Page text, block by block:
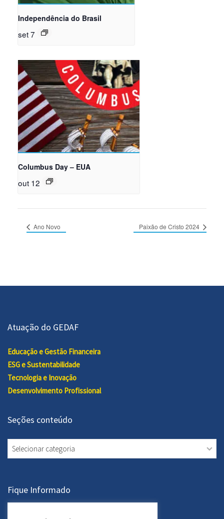
Independência do Brasil
set 7
Columbus Day – EUA
out 12
Ano Novo Paixão de Cristo 2024
Atuação do GEDAF
Educação e Gestão Financeira
ESG e Sustentabilidade
Tecnologia e Inovação
Desenvolvimento Profissional
Seções conteúdo
Seções
conteúdo
Fique Informado